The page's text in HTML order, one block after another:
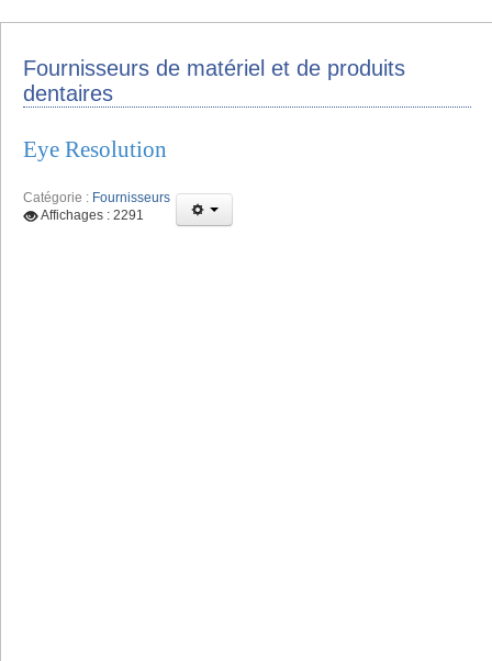
Fournisseurs de matériel et de produits
dentaires
Eye Resolution
Catégorie : Fournisseurs
Affichages : 2291